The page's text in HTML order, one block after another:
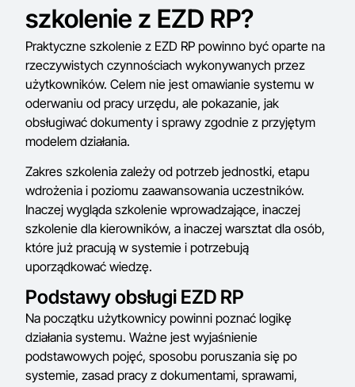
szkolenie z EZD RP?
Praktyczne szkolenie z EZD RP powinno być oparte na
rzeczywistych czynnościach wykonywanych przez
użytkowników. Celem nie jest omawianie systemu w
oderwaniu od pracy urzędu, ale pokazanie, jak
obsługiwać dokumenty i sprawy zgodnie z przyjętym
modelem działania.
Zakres szkolenia zależy od potrzeb jednostki, etapu
wdrożenia i poziomu zaawansowania uczestników.
Inaczej wygląda szkolenie wprowadzające, inaczej
szkolenie dla kierowników, a inaczej warsztat dla osób,
które już pracują w systemie i potrzebują
uporządkować wiedzę.
Podstawy obsługi EZD RP
Na początku użytkownicy powinni poznać logikę
działania systemu. Ważne jest wyjaśnienie
podstawowych pojęć, sposobu poruszania się po
systemie, zasad pracy z dokumentami, sprawami,